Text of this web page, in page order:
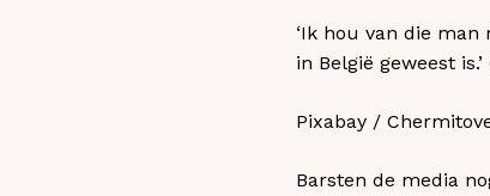
‘Ik hou van die
in België geweest
Pixabay /
Barsten de media